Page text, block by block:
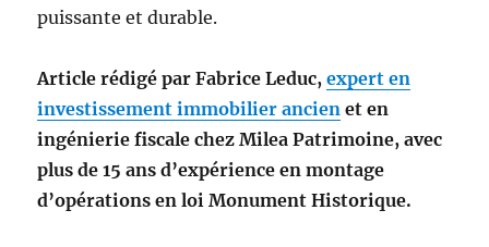
puissante et durable.
Article rédigé par Fabrice Leduc,expert en
investissement immobilier ancien et en
ingénierie fiscale chez Milea Patrimoine, avec
plus de 15 ans d’expérience en montage
d’opérations en loi Monument Historique.